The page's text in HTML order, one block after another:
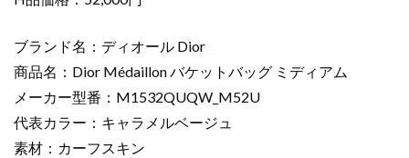
デ
ィ
ア
ム
キ
ャ
ブランド名：ディオール Dior
商品名：Dior Médaillon バケットバッグ ミディアム
メーカー型番：M1532QUQW_M52U
代表カラー：キャラメルベージュ
素材：カーフスキン